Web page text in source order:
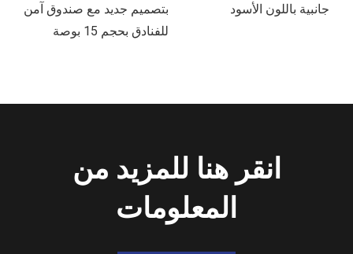
بتصميم جديد مع صندوق آمن
للفنادق بحجم 15 بوصة
جانبية باللون الأسود
انقر هنا للمزيد من
المعلومات